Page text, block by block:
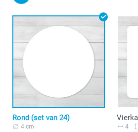
Rond (set van 24)
4 cm 4